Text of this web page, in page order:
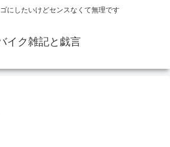
にしたいけどセンスなくて無理です
イク雑記と戯言